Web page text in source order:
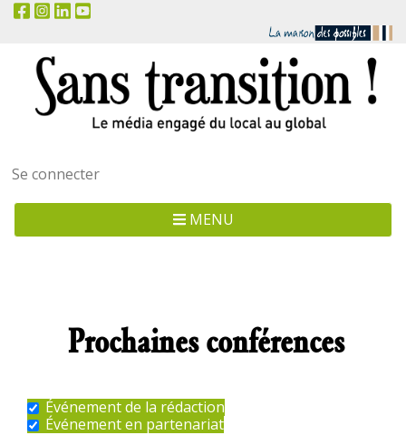
Menu
utilisateur
Se connecter
MENU
Prochaines conférences
Événement de la rédaction
Événement en partenariat